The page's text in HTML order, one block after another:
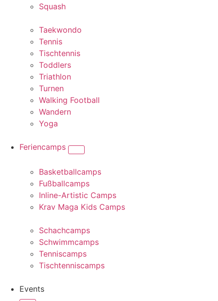
Squash
Taekwondo
Tennis
Tischtennis
Toddlers
Triathlon
Turnen
Walking Football
Wandern
Yoga
Feriencamps
Basketballcamps
Fußballcamps
Inline-Artistic Camps
Krav Maga Kids Camps
Schachcamps
Schwimmcamps
Tenniscamps
Tischtenniscamps
Events